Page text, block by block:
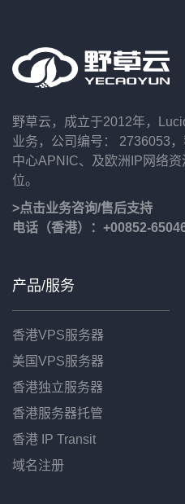
野草云，成立于2012年，
业务，公司编号： 2736053
中心APNIC、及欧洲IP网络
位。
>点击业务咨询/售后支持
电话（香港）：+00852-
产品/服务
香港VPS服务器
美国VPS服务器
香港独立服务器
香港服务器托管
香港 IP Transit
域名注册